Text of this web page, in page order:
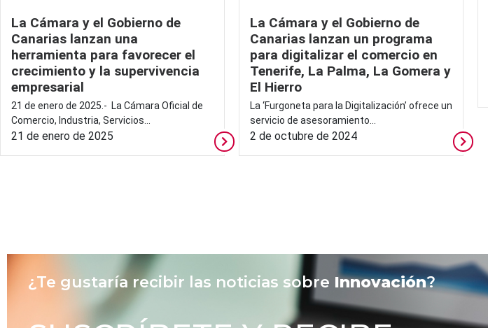
La Cámara y el Gobierno de
Canarias lanzan una
herramienta para favorecer el
crecimiento y la supervivencia
empresarial
21 de enero de 2025.- La Cámara Oficial de
Comercio, Industria, Servicios...
21 de enero de 2025
La Cámara y el Gobierno de
Canarias lanzan un programa
para digitalizar el comercio en
Tenerife, La Palma, La Gomera y
El Hierro
La ‘Furgoneta para la Digitalización’ ofrece un
servicio de asesoramiento...
2 de octubre de 2024
¿Te gustaría recibir las noticias sobre Innovación?